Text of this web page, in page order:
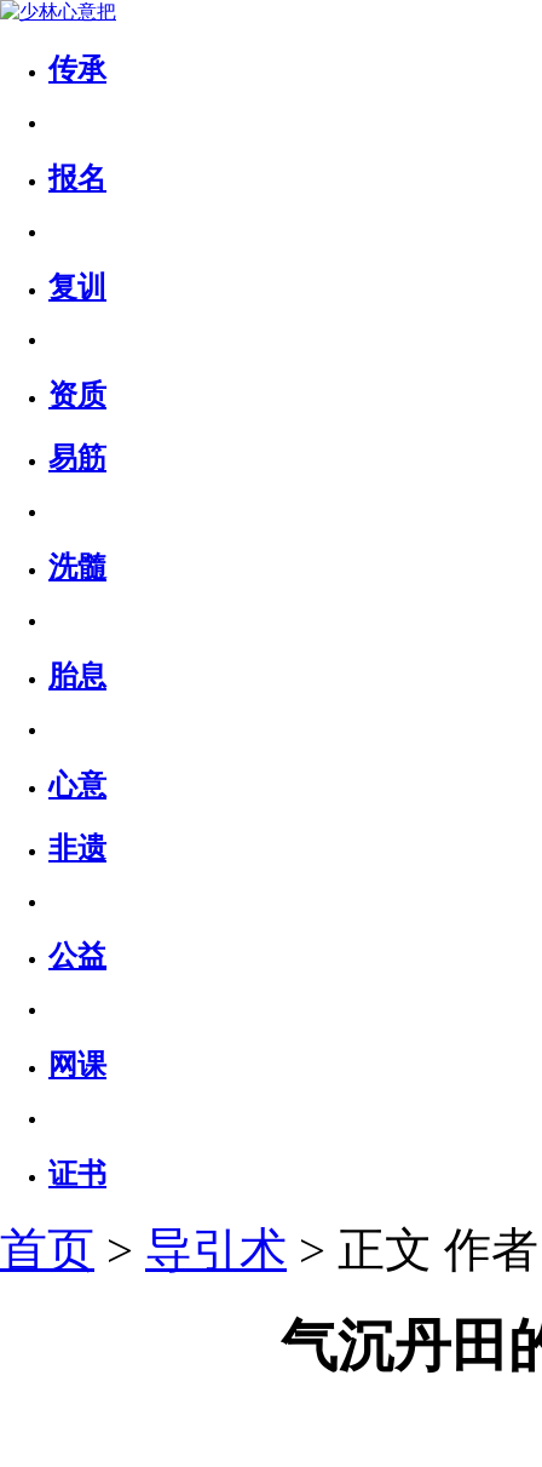
传承
报名
复训
资质
易筋
洗髓
胎息
心意
非遗
公益
网课
证书
首页 > 导引术 > 正文 作
气沉丹田